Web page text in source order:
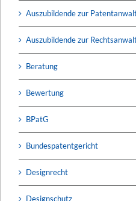
Auszubildende zur
Auszubildende zur
Beratung
Bewertung
BPatG
Bundespatentgericht
Designrecht
Designschutz